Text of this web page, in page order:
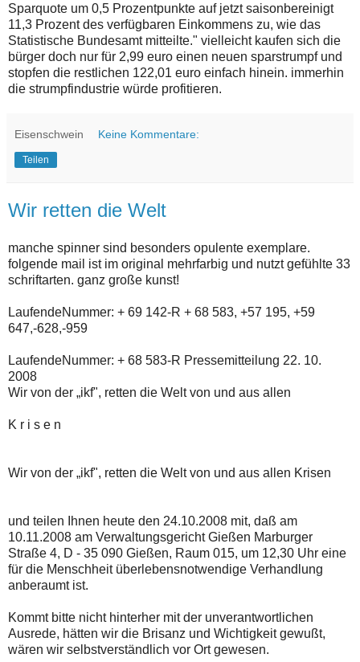
Sparquote um 0,5 Prozentpunkte auf jetzt saisonbereinigt
11,3 Prozent des verfügbaren Einkommens zu, wie das
Statistische Bundesamt mitteilte." vielleicht kaufen sich die
bürger doch nur für 2,99 euro einen neuen sparstrumpf und
stopfen die restlichen 122,01 euro einfach hinein. immerhin
die strumpfindustrie würde profitieren.
Eisenschwein Keine Kommentare:
Teilen
Wir retten die Welt
manche spinner sind besonders opulente exemplare.
folgende mail ist im original mehrfarbig und nutzt gefühlte 33
schriftarten. ganz große kunst!
LaufendeNummer: + 69 142-R + 68 583, +57 195, +59
647,-628,-959
LaufendeNummer: + 68 583-R Pressemitteilung 22. 10.
2008
Wir von der „ikf", retten die Welt von und aus allen
K r i s e n
Wir von der „ikf", retten die Welt von und aus allen Krisen
und teilen Ihnen heute den 24.10.2008 mit, daß am
10.11.2008 am Verwaltungsgericht Gießen Marburger
Straße 4, D - 35 090 Gießen, Raum 015, um 12,30 Uhr eine
für die Menschheit überlebensnotwendige Verhandlung
anberaumt ist.
Kommt bitte nicht hinterher mit der unverantwortlichen
Ausrede, hätten wir die Brisanz und Wichtigkeit gewußt,
wären wir selbstverständlich vor Ort gewesen.